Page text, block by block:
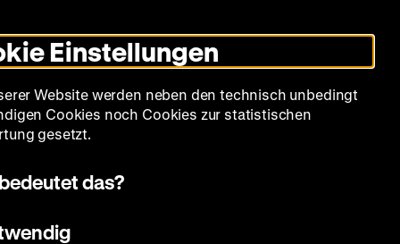
Modus
umschalten
Sprache
Filmreihen Über uns
Einstellungen
Website werden neben den technisch unbedingt
Cookies noch Cookies zur statistischen
gesetzt.
das?